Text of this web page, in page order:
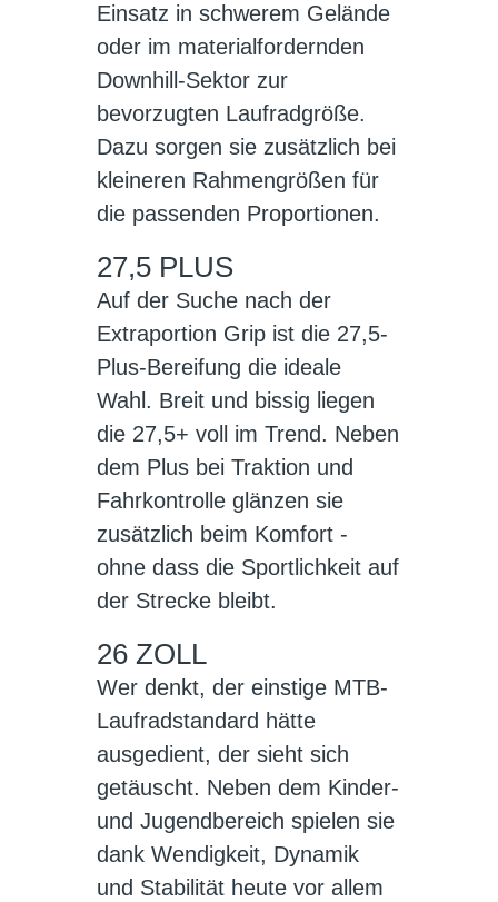
Einsatz in schwerem Gelände
oder im materialfordernden
Downhill-Sektor zur
bevorzugten Laufradgröße.
Dazu sorgen sie zusätzlich bei
kleineren Rahmengrößen für
die passenden Proportionen.
27,5 PLUS
Auf der Suche nach der
Extraportion Grip ist die 27,5-
Plus-Bereifung die ideale
Wahl. Breit und bissig liegen
die 27,5+ voll im Trend. Neben
dem Plus bei Traktion und
Fahrkontrolle glänzen sie
zusätzlich beim Komfort -
ohne dass die Sportlichkeit auf
der Strecke bleibt.
26 ZOLL
Wer denkt, der einstige MTB-
Laufradstandard hätte
ausgedient, der sieht sich
getäuscht. Neben dem Kinder-
und Jugendbereich spielen sie
dank Wendigkeit, Dynamik
und Stabilität heute vor allem